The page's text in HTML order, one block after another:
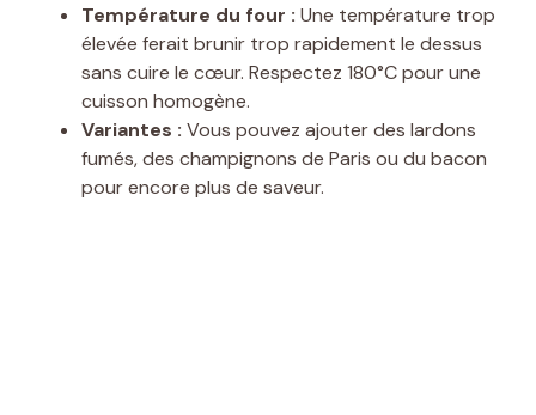
Température du four : Une température trop
élevée ferait brunir trop rapidement le dessus
sans cuire le cœur. Respectez 180°C pour une
cuisson homogène.
Variantes : Vous pouvez ajouter des lardons
fumés, des champignons de Paris ou du bacon
pour encore plus de saveur.